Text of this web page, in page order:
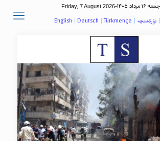
Friday, 7 August 2026- جمعه ۱۶ مرداد ۱۴۰۵
| تؤرکمنچه |
English | Deutsch | Türkmençe